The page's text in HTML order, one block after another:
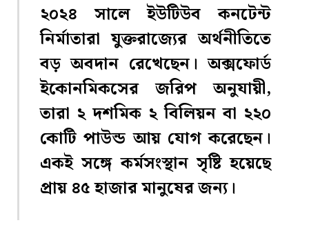
২০২৪ সালে ইউটিউব কনটেন্ট
নির্মাতারা যুক্তরাজ্যের অর্থনীতিতে
বড় অবদান রেখেছেন। অক্সফোর্ড
ইকোনমিকসের জরিপ অনুযায়ী,
তারা ২ দশমিক ২ বিলিয়ন বা ২২০
কোটি পাউন্ড আয় যোগ করেছেন।
একই সঙ্গে কর্মসংস্থান সৃষ্টি হয়েছে
প্রায় ৪৫ হাজার মানুষের জন্য।